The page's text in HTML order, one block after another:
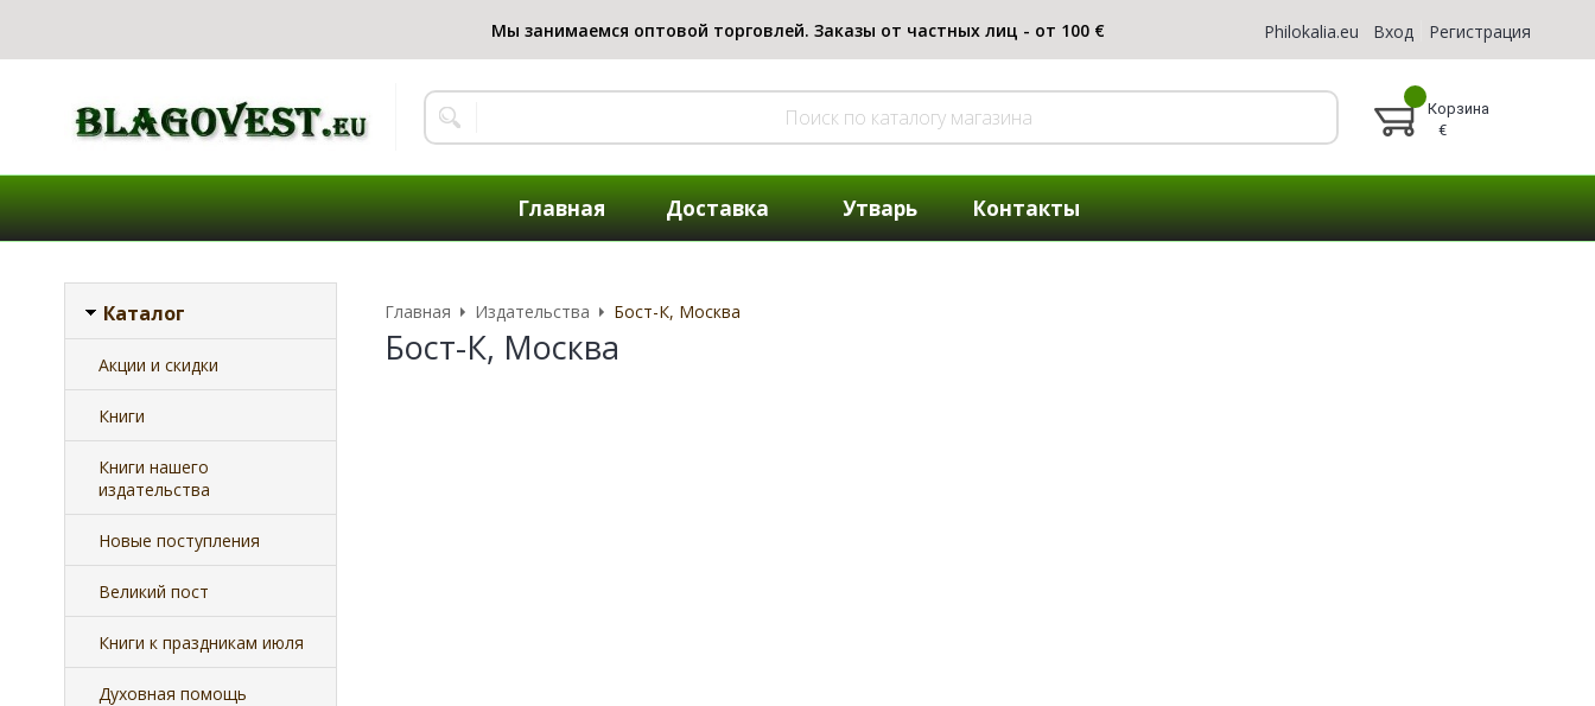
Philokalia.eu Вход Регистрация
Корзина
€
Главная Доставка Утварь Контакты
Каталог
Акции и скидки
Книги
Книги нашего
издательства
Новые поступления
Великий пост
Книги к праздникам июля
Духовная помощь
Главная Издательства Бост-К, Москва
Бост-К, Москва